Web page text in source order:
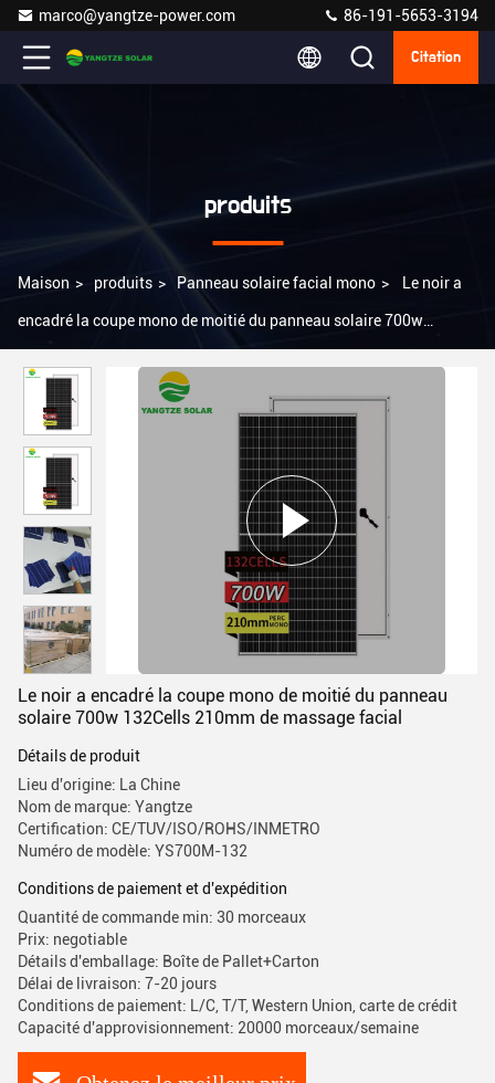
marco@yangtze-power.com 86-191-5653-3194
Citation
produits
Maison > produits > Panneau solaire facial mono > Le noir a
encadré la coupe mono de moitié du panneau solaire 700w
Le noir a encadré la coupe mono de moitié du panneau
solaire 700w 132Cells 210mm de massage facial
Détails de produit
Lieu d'origine: La Chine
Nom de marque: Yangtze
Certification: CE/TUV/ISO/ROHS/INMETRO
Numéro de modèle: YS700M-132
Conditions de paiement et d'expédition
Quantité de commande min: 30 morceaux
Prix: negotiable
Détails d'emballage: Boîte de Pallet+Carton
Délai de livraison: 7-20 jours
Conditions de paiement: L/C, T/T, Western Union, carte de crédit
Capacité d'approvisionnement: 20000 morceaux/semaine